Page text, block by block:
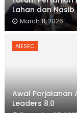
Lahan dan Nasib
March 11, 2026
AIESEC
Awal Perjalanan
Leaders 8.0